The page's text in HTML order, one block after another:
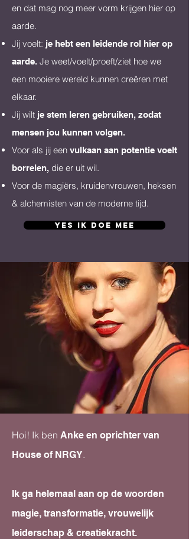
en dat mag nog meer vorm krijgen hier op
aarde.
Jij voelt: je hebt een leidende rol hier op
aarde. Je weet/voelt/proeft/ziet hoe we
een mooiere wereld kunnen creëren met
elkaar.
Jij wilt je stem leren gebruiken, zodat
mensen jou kunnen volgen.
Voor als jij een vulkaan aan potentie voelt
borrelen, die er uit wil.
Voor de magiërs, kruidenvrouwen, heksen
& alchemisten van de moderne tijd.
yes ik doe mee
Hoi! Ik ben Anke en oprichter van
House of NRGY.
Ik ga helemaal aan op de woorden
magie, transformatie, vrouwelijk
leiderschap & creatiekracht.